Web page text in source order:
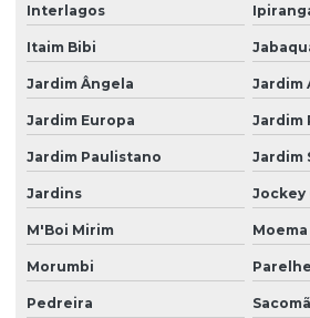
Serviço de manutenção preditiva
Serviço de manutenção preditiva
Serviço de manutenção preditiva valor
Serviço de monitoramento online de
Serviço de monitoramento de vibrações
Sistemas de monitoramento online
Interlagos
Itaim Bibi
Jardim Ângela Jardim
Jardim Europa Jardim
Jardim Paulistano Jardim
Jardins Jockey
M'Boi Mirim Moema
Morumbi
Pedreira Sacomã